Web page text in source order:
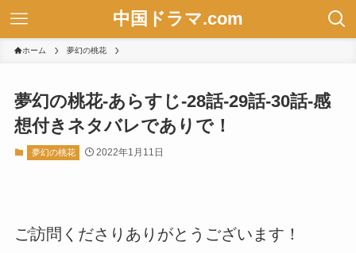
中国ドラマ.com
ホーム 夢幻の桃花
夢幻の桃花-あらすじ-28話-29話-30話-感
想付きネタバレでありで！
夢幻の桃花 2022年1月11日
ご訪問くださりありがとうございます！